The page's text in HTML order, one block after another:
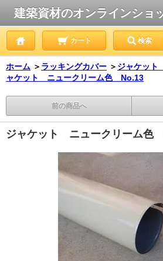
建築資材のオンラインショ
カート 検索
ホーム ＞ ラッキングカバー ＞ ジャケッ
ャケット ニュークリーム色 No.13
前の商品へ
ジャケット ニュークリーム色